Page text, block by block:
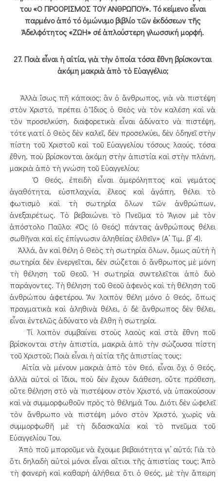
του «Ο ΠΡΟΟΡΙΣΜΟΣ ΤΟΥ ΑΝΘΡΩΠΟΥ». Τό κείμενο εἶναι
παρμένο ἀπό τό ὁμώνυμο βιβλίο τῶν ἐκδόσεων τῆς
Ἀδελφότητος «ΖΩΗ» σέ ἁπλούστερη γλωσσική μορφή.
27. Ποιὰ εἶναι ἡ αἰτία, γιὰ τὴν ὁποία τόσα ἔθνη βρίσκονται
ἀκόμη μακριὰ ἀπὸ τὸ Εὐαγγέλιο;
Ἀλλὰ ἴσως πῆ κάποιος: ἂν ὁ ἄνθρωπος, γιὰ νὰ πιστέψη
στὸν Χριστό, πρέπει ὁ Ἴδιος ὁ Θεὸς νὰ τὸν καλέση καὶ νὰ
τὸν προσελκύση, διαφορετικὰ εἶναι ἀδύνατο νὰ πιστέψη,
τότε γιατί ὁ Θεὸς δὲν καλεῖ, δὲν προσελκύει, δὲν ὁδηγεῖ στὴν
πίστη τοῦ Χριστοῦ καὶ τοῦ Εὐαγγελίου τόσους λαούς, τόσα
ἔθνη, ποὺ βρίσκονται ἀκόμη στὴν ἀπιστία καὶ στὴν πλάνη,
μακριὰ ἀπὸ τὴ γνώση τοῦ Εὐαγγελίου;
Ὁ Θεός, ἐπειδὴ εἶναι ἀμερόληπτος καὶ γεμάτος
ἀγαθότητα, εὐσπλαχνία, ἔλεος καὶ ἀγάπη, θέλει τὸ
φωτισμὸ καὶ τὴ σωτηρία ὅλων τῶν ἀνθρώπων,
ἀνεξαιρέτως. Τὸ βεβαιώνει τὸ Πνεῦμα τὸ Ἅγιον μὲ τὸν
ἀπόστολο Παῦλο: «Ὅς (ὁ Θεός) πάντας ἀνθρώπους θέλει
σωθῆναι καὶ εἰς ἐπίγνωσιν ἀληθείας ἐλθεῖν» (Α’ Τιμ. β’ 4).
Ἀλλά, ἂν καὶ θέλη ὁ Θεὸς τὴ σωτηρία ὅλων, ὅμως αὐτή ἡ
σωτηρία δὲν ἐνεργεῖται, δὲν σώζεται ὁ ἄνθρωπος μὲ μόνη
τὴ θέληση τοῦ Θεοῦ. Ἡ σωτηρία συντελεῖται ἀπὸ δυὸ
παράγοντες. Τὴ θέληση τοῦ Θεοῦ ἀφενὸς καὶ τὴ θέληση τοῦ
ἀνθρώπου ἀφετέρου. Ἂν λοιπὸν θέλη μόνο ὁ Θεός, ὅπως
πραγματικὰ καὶ ἀληθινὰ θέλει, ὁ δὲ ἄνθρωπος δὲν θέλει,
εἶναι ἐντελῶς ἀδύνατο νὰ ἔλθη ἡ σωτηρία.
Τί λοιπὸν συμβαίνει στοὺς λαοὺς καὶ στὰ ἔθνη ποῦ
βρίσκονται στὴν ἀπιστία, μακριὰ ἀπὸ τὴν σώζουσα πίστη
τοῦ Χριστοῦ; Ποιὰ εἶναι ἡ αἰτία τῆς ἀπιστίας τους;
Αἰτία νὰ μένουν μακριὰ ἀπὸ τὸν Θεό, εἶναι ὄχι ὁ Θεός,
ἀλλὰ αὐτοὶ οἱ ἴδιοι, ποὺ δὲν ἔχουν διάθεση, οὔτε πρόθεση,
οὔτε θέληση στὸ νὰ πιστέψουν στὸν Χριστό, νὰ ὑπακούσουν
καὶ νὰ συμμορφωθοῦν πρὸς τὸ θέλημά Του. Διότι δὲν ὠφελεῖ
τὸν ἄνθρωπο νὰ πιστέψη μόνο στὸν Χριστό, χωρὶς νὰ
συμμορφωθῆ μὲ τὴ διδασκαλία καὶ τὸ πνεῦμα τοῦ
Εὐαγγελίου Του.
Ἀπὸ ποῦ μποροῦμε νὰ ἔχουμε βεβαιότητα γι’ αὐτό; Γιὰ τὸ
ὅτι δηλαδὴ αὐτοὶ μόνοι εἶναι αἴτιοι τῆς ἀπιστίας τους; Ἀπὸ
τὴ φανερὴ καὶ καθαρή ἀλήθεια ὅτι ὁ Θεός, μὲ τὴν ἄπειρη